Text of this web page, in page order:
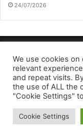
24/07/2026
We use cookies
relevant
and repeat visits.
the use of ALL the
"Cookie Settings"
Cookie Settings